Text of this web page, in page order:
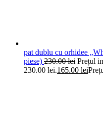
pat dublu cu orhidee
piese) 230.00lei Prețul
230.00 lei.165.00 lei